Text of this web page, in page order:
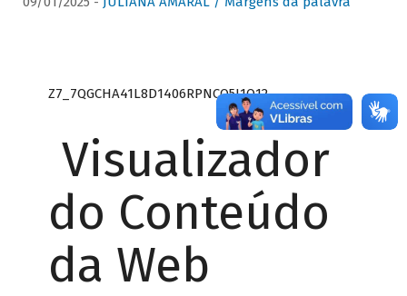
Z7_7QGCHA41L8D1406RPNCQ5J1O12
Visualizador
do Conteúdo
da Web